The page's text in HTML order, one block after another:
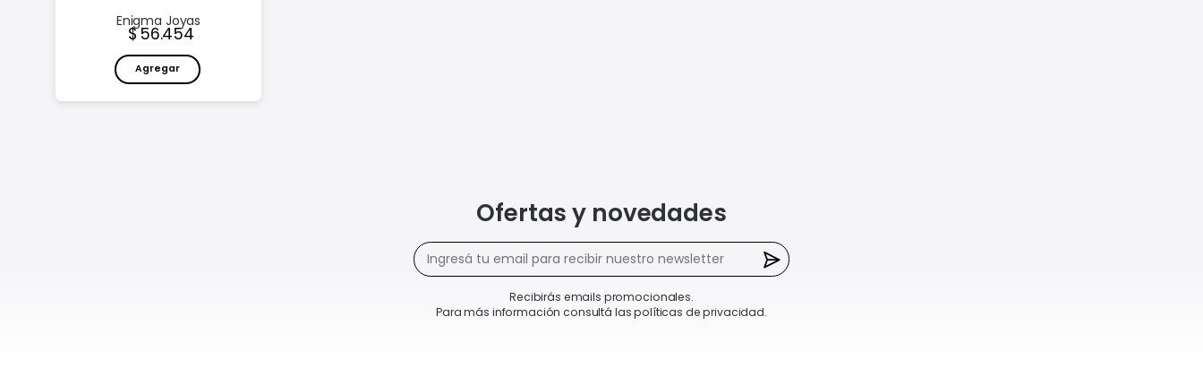
Enigma Joyas
Precio:
56.454
Agregar
Ofertas y novedades
Recibirás emails promocionales.
Para más información consultá las políticas de privacidad.